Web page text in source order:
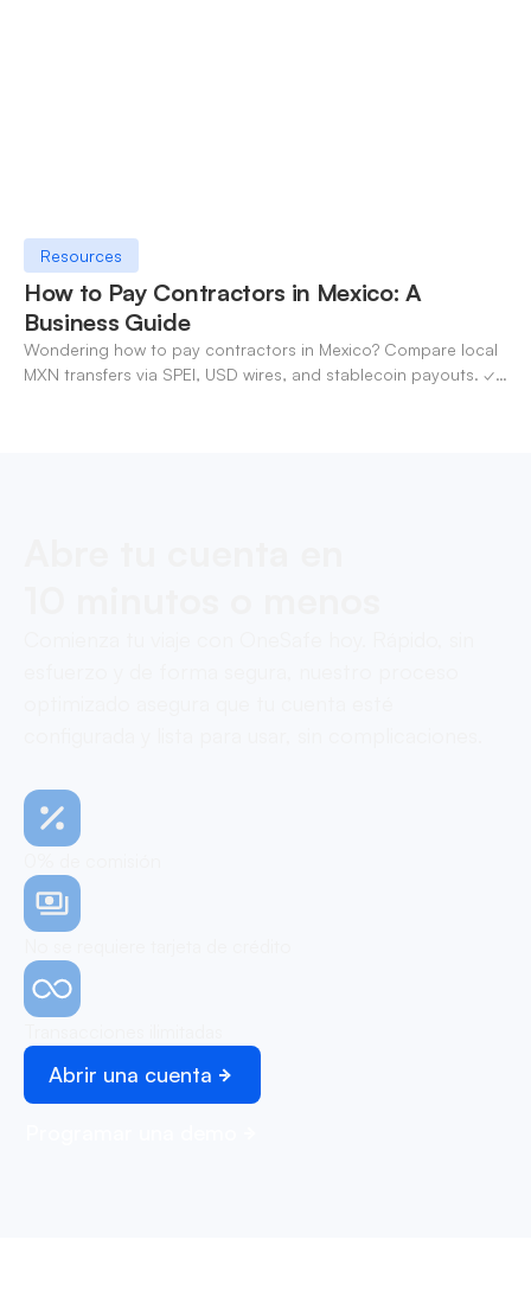
Resources
How to Pay Contractors in Mexico: A
Business Guide
Wondering how to pay contractors in Mexico? Compare local
MXN transfers via SPEI, USD wires, and stablecoin payouts. ✓
Abrir una cuenta